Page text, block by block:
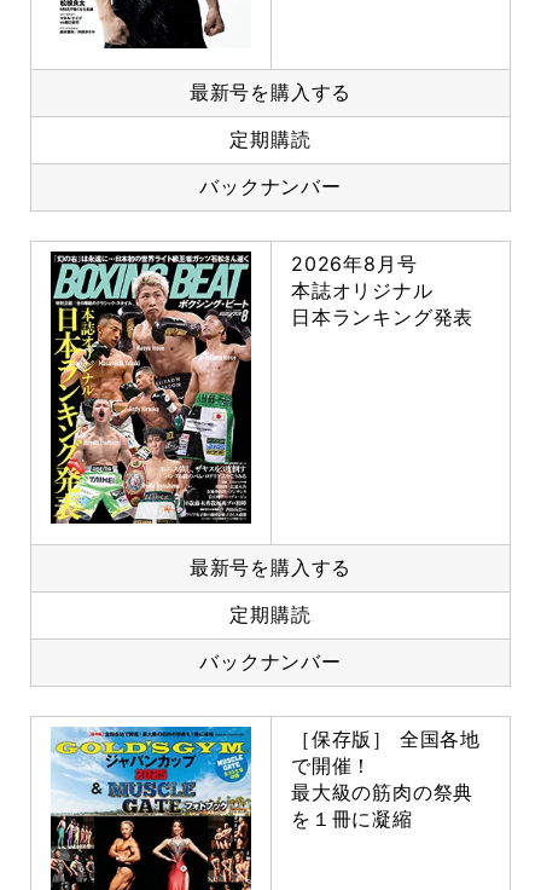
最新号を購入する
定期購読
バックナンバー
2026年8月号
本誌オリジナル
日本ランキング発表
最新号を購入する
定期購読
バックナンバー
［保存版］ 全国各地
で開催！
最大級の筋肉の祭典
を１冊に凝縮